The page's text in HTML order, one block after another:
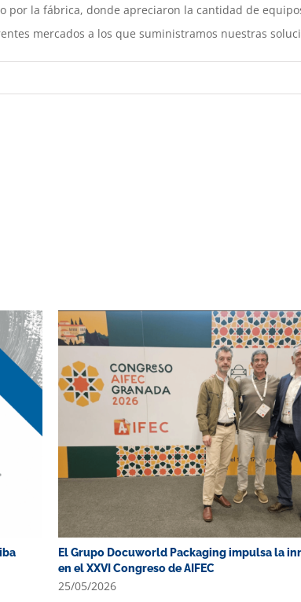
por la fábrica, donde apreciaron la cantidad de
mercados a los que suministramos nuestras
El Grupo Docuworld Packaging impulsa la
en el XXVI Congreso de AIFEC
25/05/2026